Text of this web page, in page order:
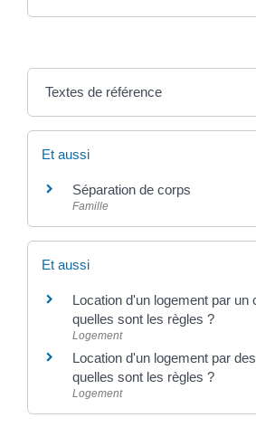
Textes de référence
Et aussi
Séparation de corps
Famille
Et aussi
Location d'un logement par un
quelles sont les règles ?
Logement
Location d'un logement par
quelles sont les règles ?
Logement